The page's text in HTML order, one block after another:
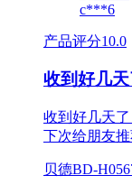
c***6
产品评分10.0
收到好几
收到好几天
下次给朋友推
贝德BD-